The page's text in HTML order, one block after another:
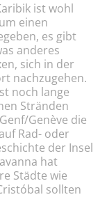
ist wohl
einen
es gibt
anderes
sich in der
nachzugehen.
noch lange
Stränden
Genève die
Rad- oder
der Insel
hat
Städte wie
sollten